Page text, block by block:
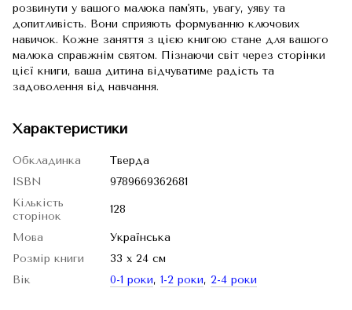
розвинути у вашого малюка пам'ять, увагу, уяву та
допитливість. Вони сприяють формуванню ключових
навичок. Кожне заняття з цією книгою стане для вашого
малюка справжнім святом. Пізнаючи світ через сторінки
цієї книги, ваша дитина відчуватиме радість та
задоволення від навчання.
Характеристики
Обкладинка
Тверда
ISBN
9789669362681
Кількість
сторінок
128
Мова
Українська
Розмір книги
33 х 24 см
Вік
0-1 роки, 1-2 роки, 2-4 роки